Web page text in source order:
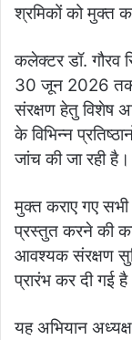
श्रमिकों को मुक्त
कलेक्टर डॉ. गौरव
30 जून 2026 तक
संरक्षण हेतु विशेष
के विभिन्न
जांच की जा रही है।
मुक्त कराए गए
प्रस्तुत करने की
आवश्यक संरक्षण
प्रारंभ कर दी गई
यह अभियान